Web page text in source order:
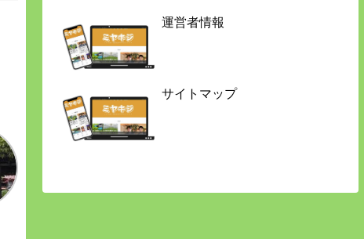
運営者情報
サイトマップ